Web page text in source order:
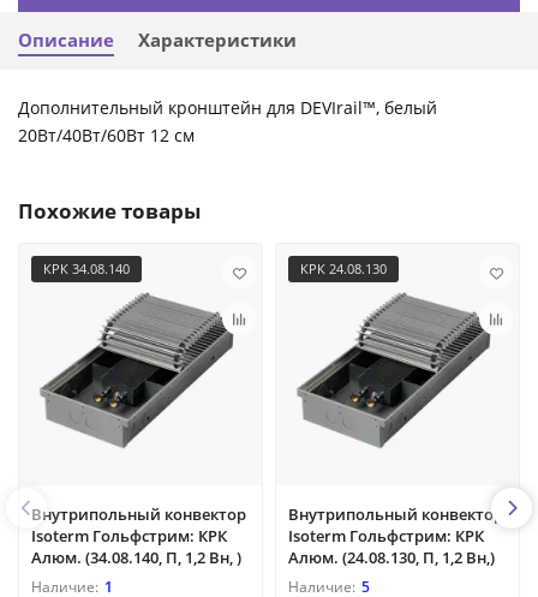
Описание Характеристики
Дополнительный кронштейн для DEVIrail™, белый
20Вт/40Вт/60Вт 12 см
Похожие товары
КРК 34.08.140
Внутрипольный конвектор
Isoterm Гольфстрим: КРК
Алюм. (34.08.140, П, 1,2 Вн, )
1
КРК 24.08.130
Внутрипольный конвектор
Isoterm Гольфстрим: КРК
Алюм. (24.08.130, П, 1,2 Вн,)
5